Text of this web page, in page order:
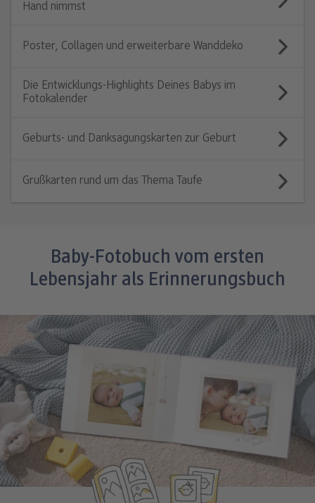
Hand nimmst
Poster, Collagen und erweiterbare Wanddeko
Die Entwicklungs-Highlights Deines Babys im
Fotokalender
Geburts- und Danksagungskarten zur Geburt
Grußkarten rund um das Thema Taufe
Baby-Fotobuch vom ersten
Lebensjahr als Erinnerungsbuch